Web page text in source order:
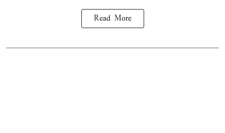
Read More